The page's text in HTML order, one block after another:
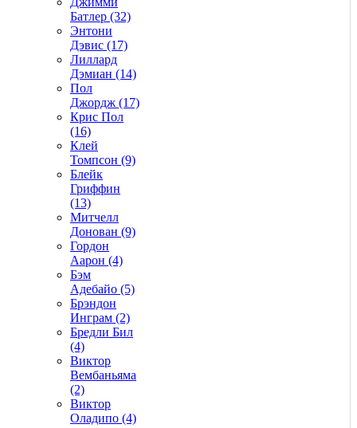
Батлер (32)
Энтони
Дэвис (17)
Лиллард
Дэмиан (14)
Пол
Джордж (17)
Крис Пол
(16)
Клей
Томпсон (9)
Блейк
Гриффин
(13)
Митчелл
Донован (9)
Гордон
Аарон (4)
Бэм
Адебайо (5)
Брэндон
Инграм (2)
Бредли Бил
(4)
Виктор
Вембаньяма
(2)
Виктор
Оладипо (4)